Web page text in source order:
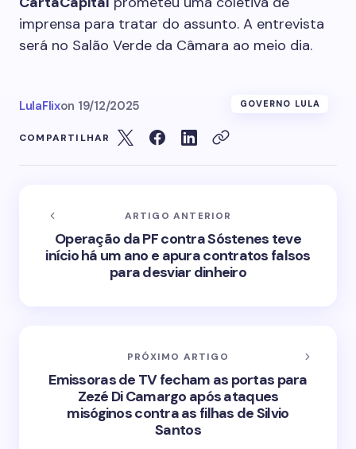
imprensa para tratar do assunto. A entrevista
será no Salão Verde da Câmara ao meio dia.
LulaFlixon 19/12/2025 GOVERNO LULA
COMPARTILHAR
ARTIGO ANTERIOR
Operação da PF contra Sóstenes teve
início há um ano e apura contratos falsos
para desviar dinheiro
PRÓXIMO ARTIGO
Emissoras de TV fecham as portas para
Zezé Di Camargo após ataques
misóginos contra as filhas de Silvio
Santos